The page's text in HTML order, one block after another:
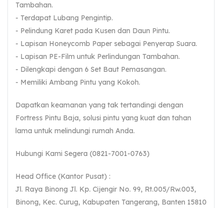
Tambahan.
- Terdapat Lubang Pengintip.
- Pelindung Karet pada Kusen dan Daun Pintu.
- Lapisan Honeycomb Paper sebagai Penyerap Suara.
- Lapisan PE-Film untuk Perlindungan Tambahan.
- Dilengkapi dengan 6 Set Baut Pemasangan.
- Memiliki Ambang Pintu yang Kokoh.
Dapatkan keamanan yang tak tertandingi dengan
Fortress Pintu Baja, solusi pintu yang kuat dan tahan
lama untuk melindungi rumah Anda.
Hubungi Kami Segera (0821-7001-0763)
Head Office (Kantor Pusat) :
Jl. Raya Binong Jl. Kp. Cijengir No. 99, Rt.005/Rw.003,
Binong, Kec. Curug, Kabupaten Tangerang, Banten 15810